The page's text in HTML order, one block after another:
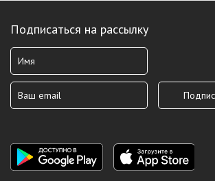
Подписаться на рассылку